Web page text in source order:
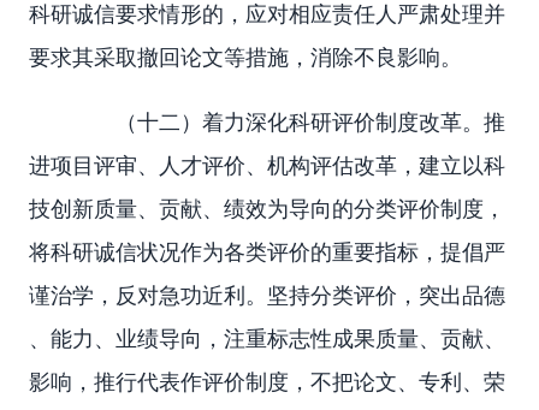
科研诚信要求情形的，应对相应责任人严肃处理并
要求其采取撤回论文等措施，消除不良影响。
（十二）着力深化科研评价制度改革。推
进项目评审、人才评价、机构评估改革，建立以科
技创新质量、贡献、绩效为导向的分类评价制度，
将科研诚信状况作为各类评价的重要指标，提倡严
谨治学，反对急功近利。坚持分类评价，突出品德
、能力、业绩导向，注重标志性成果质量、贡献、
影响，推行代表作评价制度，不把论文、专利、荣